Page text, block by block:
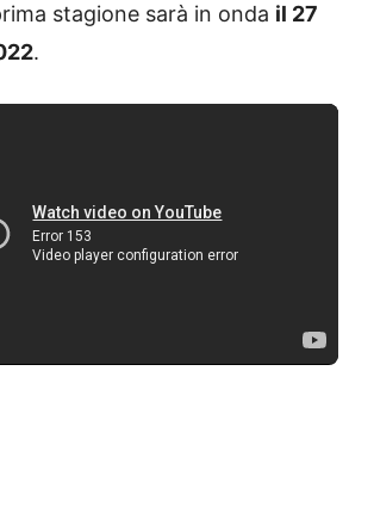
stagione sarà in onda il 27
.